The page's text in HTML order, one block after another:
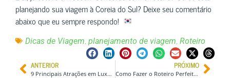
planejando sua viagem à Coreia do Sul? Deixe seu comentário
abaixo que eu sempre respondo!
Dicas de Viagem, planejamento de viagem, Roteiro
ANTERIOR
9 Principais Atrações em Luxemburgo Que Você Não Pode Perder! Eu Estive Lá!
PRÓXIMO
Como Fazer o Roteiro Perfeito de 5, 7 ou 10 Dias na Estônia | Principais Cidades e Atrações